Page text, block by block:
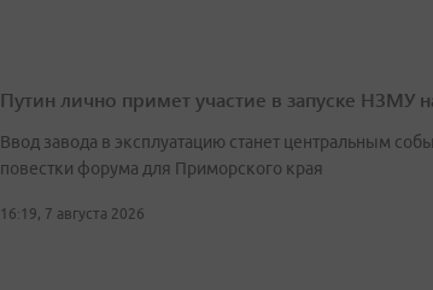
Путин лично примет участие в запуске НЗМУ
Ввод завода в эксплуатацию станет центральным
повестки форума для Приморского края
16:19, 7 августа 2026